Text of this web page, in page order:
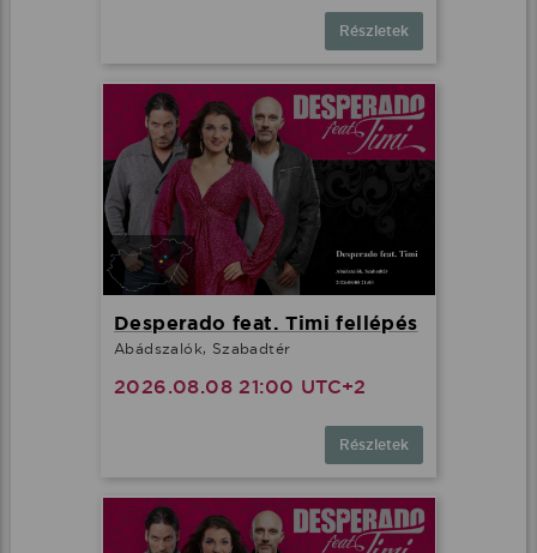
Részletek
Desperado feat. Timi fellépés
Abádszalók, Szabadtér
2026.08.08 21:00 UTC+2
Részletek